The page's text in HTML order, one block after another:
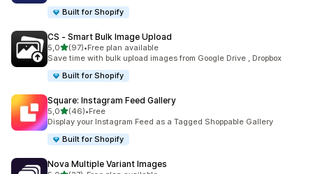
Built for Shopify
CS ‑ Smart Bulk Image Upload
5,05 yıldız üzerinden
(97)
toplam 97 değerlendirme
•Free plan available
Save time with bulk upload images from Google Drive , Dropbox
Built for Shopify
Square: Instagram Feed Gallery
5,05 yıldız üzerinden
(46)
toplam 46 değerlendirme
•Free
Display your Instagram Feed as a Tagged Shoppable Gallery
Built for Shopify
Nova Multiple Variant Images